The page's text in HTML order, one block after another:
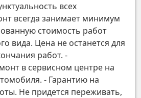
всех
всегда занимает минимум
стоимость работ
вида. Цена не останется для
работ. -
в сервисном центре на
- Гарантию на
Не придется переживать,